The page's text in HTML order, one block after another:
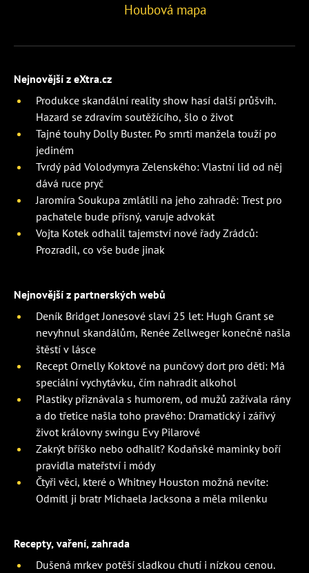
Houbová mapa
Nejnovější z eXtra.cz
Produkce skandální reality show hasí další průšvih.
Hazard se zdravím soutěžícího, šlo o život
Tajné touhy Dolly Buster. Po smrti manžela touží po
jediném
Tvrdý pád Volodymyra Zelenského: Vlastní lid od něj
dává ruce pryč
Jaromíra Soukupa zmlátili na jeho zahradě: Trest pro
pachatele bude přísný, varuje advokát
Vojta Kotek odhalil tajemství nové řady Zrádců:
Prozradil, co vše bude jinak
Nejnovější z partnerských webů
Deník Bridget Jonesové slaví 25 let: Hugh Grant se
nevyhnul skandálům, Renée Zellweger konečně našla
štěstí v lásce
Recept Ornelly Koktové na punčový dort pro děti: Má
speciální vychytávku, čím nahradit alkohol
Plastiky přiznávala s humorem, od mužů zažívala rány
a do třetice našla toho pravého: Dramatický i zářivý
život královny swingu Evy Pilarové
Zakrýt bříško nebo odhalit? Kodaňské maminky boří
pravidla mateřství i módy
Čtyři věci, které o Whitney Houston možná nevíte:
Odmítl ji bratr Michaela Jacksona a měla milenku
Recepty, vaření, zahrada
Dušená mrkev potěší sladkou chutí i nízkou cenou.